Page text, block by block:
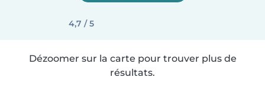
4,7 / 5
Dézoomer sur la carte pour trouver plus de
résultats.